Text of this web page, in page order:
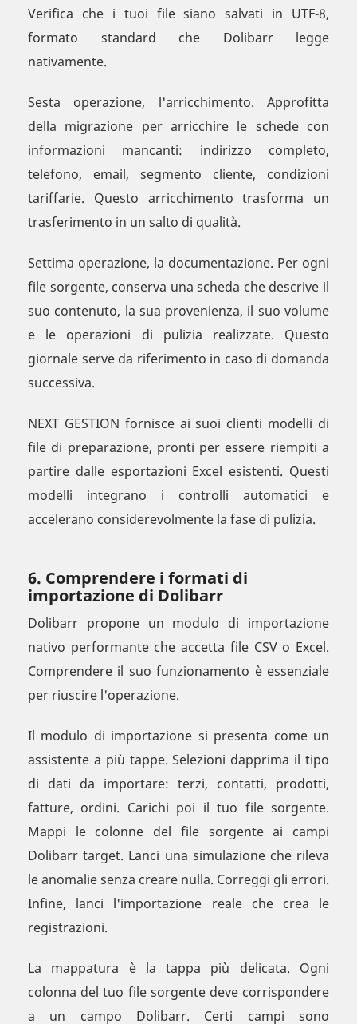
Verifica che i tuoi file siano salvati in UTF-8,
formato standard che Dolibarr legge
nativamente.
Sesta operazione, l'arricchimento. Approfitta
della migrazione per arricchire le schede con
informazioni mancanti: indirizzo completo,
telefono, email, segmento cliente, condizioni
tariffarie. Questo arricchimento trasforma un
trasferimento in un salto di qualità.
Settima operazione, la documentazione. Per ogni
file sorgente, conserva una scheda che descrive il
suo contenuto, la sua provenienza, il suo volume
e le operazioni di pulizia realizzate. Questo
giornale serve da riferimento in caso di domanda
successiva.
NEXT GESTION fornisce ai suoi clienti modelli di
file di preparazione, pronti per essere riempiti a
partire dalle esportazioni Excel esistenti. Questi
modelli integrano i controlli automatici e
accelerano considerevolmente la fase di pulizia.
6. Comprendere i formati di
importazione di Dolibarr
Dolibarr propone un modulo di importazione
nativo performante che accetta file CSV o Excel.
Comprendere il suo funzionamento è essenziale
per riuscire l'operazione.
Il modulo di importazione si presenta come un
assistente a più tappe. Selezioni dapprima il tipo
di dati da importare: terzi, contatti, prodotti,
fatture, ordini. Carichi poi il tuo file sorgente.
Mappi le colonne del file sorgente ai campi
Dolibarr target. Lanci una simulazione che rileva
le anomalie senza creare nulla. Correggi gli errori.
Infine, lanci l'importazione reale che crea le
registrazioni.
La mappatura è la tappa più delicata. Ogni
colonna del tuo file sorgente deve corrispondere
a un campo Dolibarr. Certi campi sono